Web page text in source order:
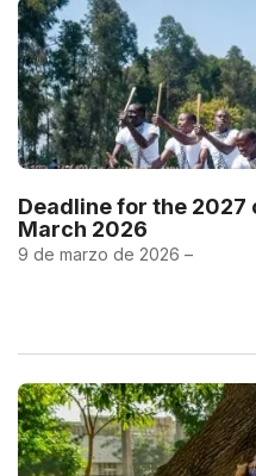
Deadline for the 2027
March 2026
9 de marzo de 2026 –